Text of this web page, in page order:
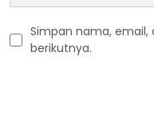
Simpan nama,
berikutnya.